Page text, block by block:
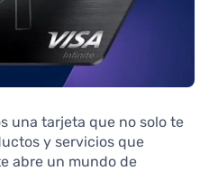
una tarjeta que no solo te
y servicios que
abre un mundo de